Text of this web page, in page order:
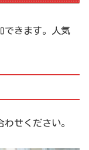
できます。人気
せください。